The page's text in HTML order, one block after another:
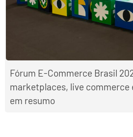
Fórum E-Commerce Brasil
marketplaces, live commerce
em resumo